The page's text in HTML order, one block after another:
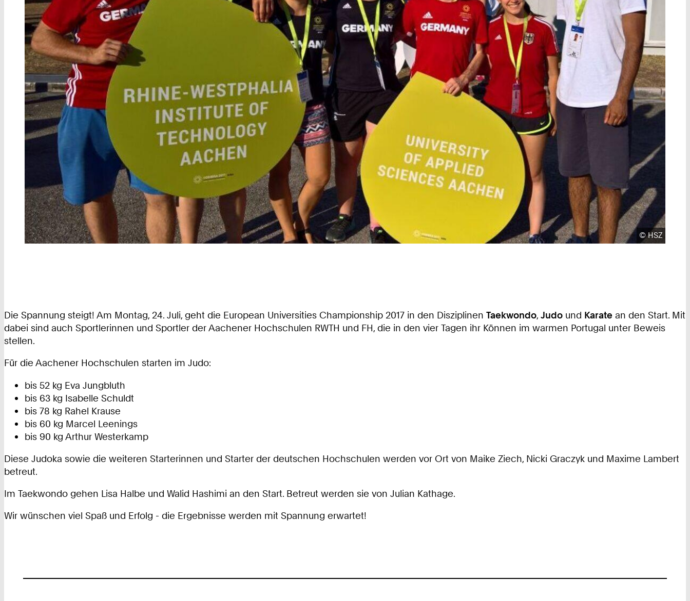
©HSZ
Die Spannung steigt! Am Montag, 24. Juli, geht die European Universities Championship 2017 in den Disziplinen Taekwondo, Judo und Karate an den Start. Mit
dabei sind auch Sportlerinnen und Sportler der Aachener Hochschulen RWTH und FH, die in den vier Tagen ihr Können im warmen Portugal unter Beweis
stellen.
Für die Aachener Hochschulen starten im Judo:
bis 52 kg Eva Jungbluth
bis 63 kg Isabelle Schuldt
bis 78 kg Rahel Krause
bis 60 kg Marcel Leenings
bis 90 kg Arthur Westerkamp
Diese Judoka sowie die weiteren Starterinnen und Starter der deutschen Hochschulen werden vor Ort von Maike Ziech, Nicki Graczyk und Maxime Lambert
betreut.
Im Taekwondo gehen Lisa Halbe und Walid Hashimi an den Start. Betreut werden sie von Julian Kathage.
Wir wünschen viel Spaß und Erfolg - die Ergebnisse werden mit Spannung erwartet!